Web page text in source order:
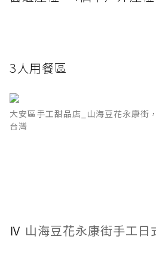
3人用餐區
大安區手工甜品店_山海豆花永康街
台灣
Ⅳ 山海豆花永康街手工日